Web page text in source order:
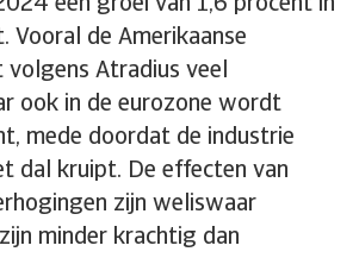
een groei van 1,6 procent in
Vooral de Amerikaanse
Atradius veel
ook in de eurozone wordt
mede doordat de industrie
dal kruipt. De effecten van
zijn weliswaar
minder krachtig dan